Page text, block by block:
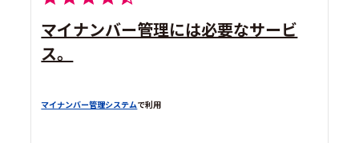
マイナンバー管理には必要なサービ
ス。
マイナンバー管理システムで利用